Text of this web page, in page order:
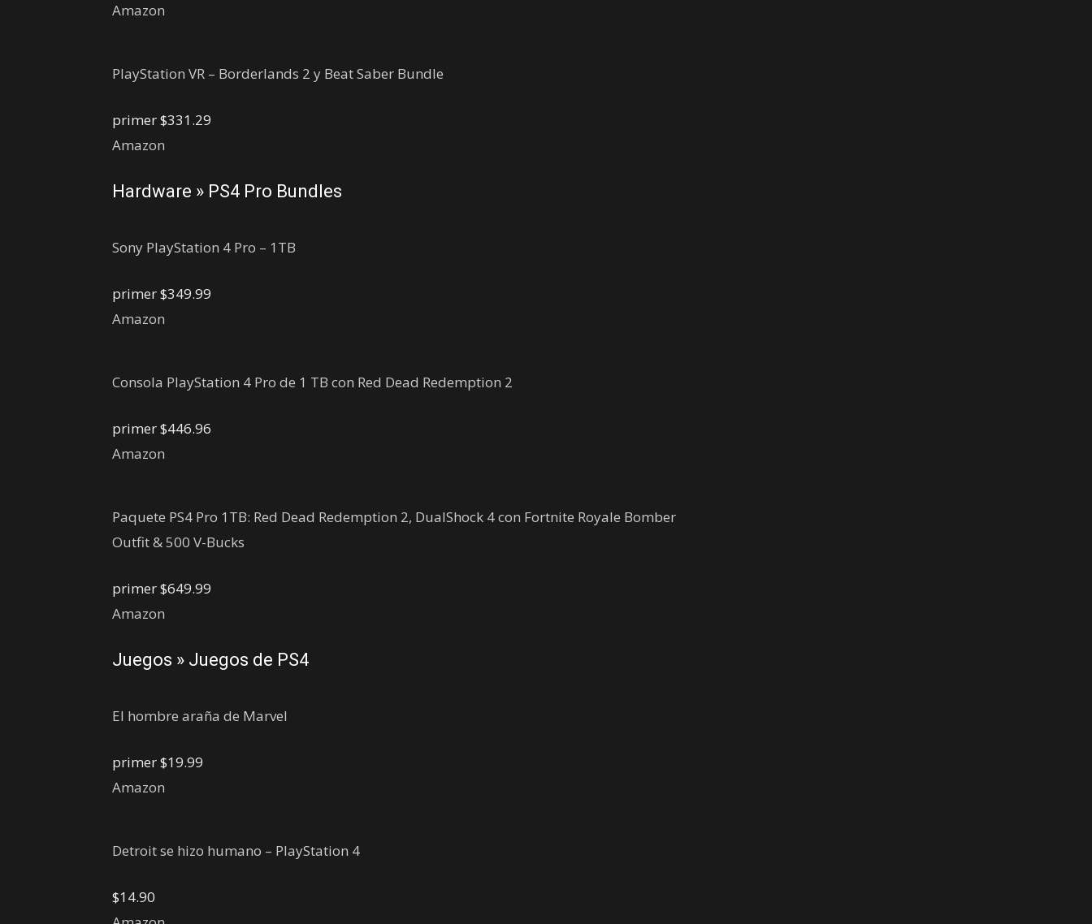
Amazon
PlayStation VR – Borderlands 2 y Beat Saber Bundle
primer$331.29
Amazon
Hardware » PS4 Pro Bundles
Sony PlayStation 4 Pro – 1TB
primer$349.99
Amazon
Consola PlayStation 4 Pro de 1 TB con Red Dead Redemption 2
primer$446.96
Amazon
Paquete PS4 Pro 1TB: Red Dead Redemption 2, DualShock 4 con Fortnite Royale Bomber
Outfit & 500 V-Bucks
primer$649.99
Amazon
Juegos » Juegos de PS4
El hombre araña de Marvel
primer$19.99
Amazon
Detroit se hizo humano – PlayStation 4
$14.90